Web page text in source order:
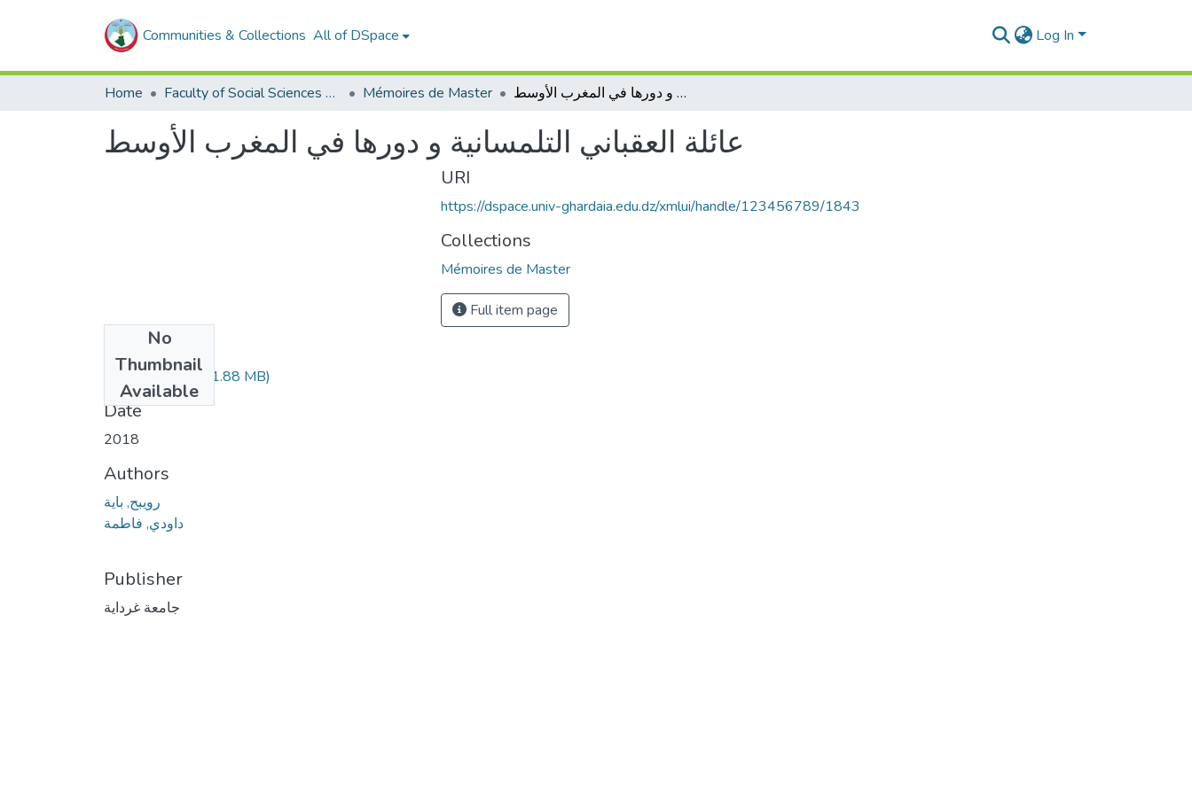
Communities & Collections All of DSpace Log In
Home Faculty of Social Sciences and Humanities Mémoires de Master عائلة العقباني التلمسانية و دورها في المغرب الأوسط
عائلة العقباني التلمسانية و دورها في المغرب الأوسط
No
Thumbnail
Available
908.04.280.pdf (1.88 MB)
Date
2018
Authors
رويبح, باية
داودي, فاطمة
Publisher
جامعة غرداية
URI
https://dspace.univ-ghardaia.edu.dz/xmlui/handle/123456789/1843
Collections
Mémoires de Master
Full item page